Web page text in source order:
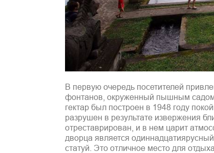
В первую очередь посетителей
фонтанов, окруженный пышным
гектар был построен в 1948 году
разрушен в результате извержения
отреставрирован, и в нем царит
дворца является
статуй. Это отличное место для